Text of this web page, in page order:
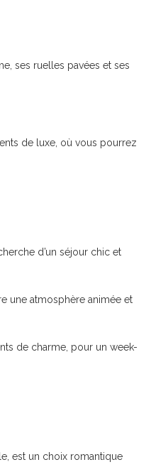
ses ruelles pavées et ses
de luxe, où vous pourrez
d’un séjour chic et
une atmosphère animée et
de charme, pour un week-
est un choix romantique